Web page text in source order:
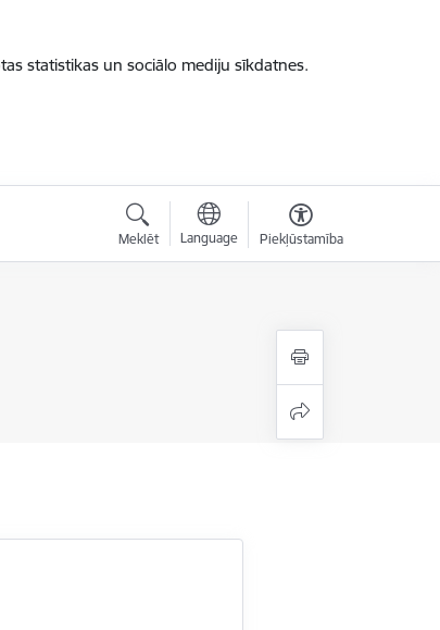
statistikas un sociālo mediju sīkdatnes.
Meklēt Language Piekļūstamība